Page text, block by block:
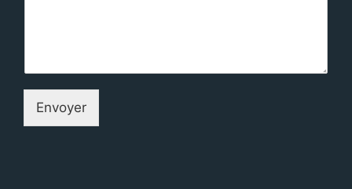
Envoyer